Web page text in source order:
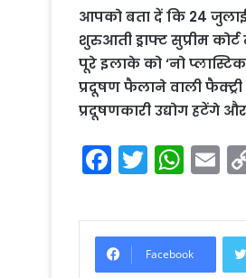
आपको बता दें कि 24
शुरुआती ड्राफ्ट सुप्रीम
पूरे इलाके को ‘नो
प्रदूषण फैलाने वाली
प्रदूषणकारी उद्योग हटेंगे
F
a
c
e
T
w
itt
er
W
h
a
ts
E
ai
l
Facebook